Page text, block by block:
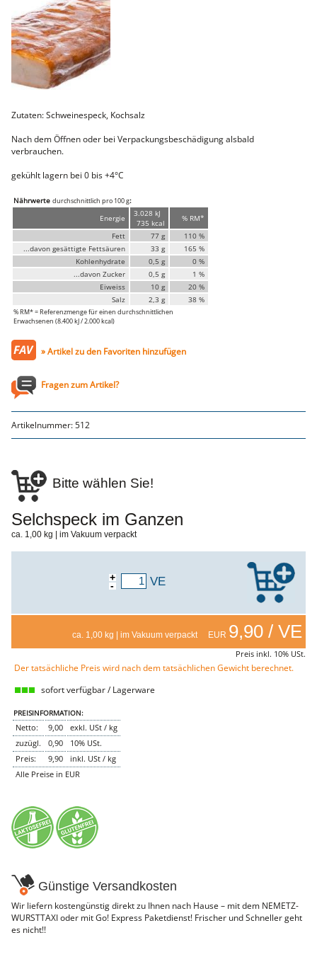
Faschiertes
DELUXE SCHWEIN
STEAKS
DELUXE Rind
Steaks vom SCHWEIN
Nemetz-Menü
Wurstwaren
Aufschnittwurst
Stangenwurst
Würstel
Schinken
Schinken
Putenschinken
Fische
Meeresfrüchte
Genusssortiment
Beilagen
Gemüse & Salat
Suppeneinlagen
Pommes & Wedges
Teigwaren
Gebäck
Bier
Säfte
Spirituosen
Senf & Co
Essig & Öl
Trockensortiment
Süssigkeiten
Hundefutter
trocken
Barf-Zusätze
Katzenfutter
Gutschein kaufen
Zutaten: Schweinespeck, Kochsalz
Nach dem Öffnen oder bei Verpackungsbeschädigung alsbald
verbrauchen.
gekühlt lagern bei 0 bis +4°C
Nährwerte durchschnittlich pro 100 g:
Energie
3.028 kJ
735 kcal
% RM*
Fett
77 g
110 %
...davon gesättigte Fettsäuren
33 g
165 %
Kohlenhydrate
0,5 g
0 %
...davon Zucker
0,5 g
1 %
Eiweiss
10 g
20 %
Salz
2,3 g 38 %
% RM* = Referenzmenge für einen durchschnittlichen
Erwachsenen (8.400 kJ / 2.000 kcal)
» Artikel zu den Favoriten hinzufügen
Fragen zum Artikel?
Artikelnummer:512
Bitte wählen Sie!
Selchspeck im Ganzen
ca. 1,00 kg | im Vakuum verpackt
+
- VE
ca. 1,00 kg | im Vakuum verpackt EUR 9,90 / VE
Preis inkl. 10% USt.
Der tatsächliche Preis wird nach dem tatsächlichen Gewicht berechnet.
sofort verfügbar / Lagerware
PREISINFORMATION:
Netto: 9,00
exkl. USt / kg
zuzügl.
0,90
10% USt.
Preis:
9,90
inkl. USt / kg
Alle Preise in EUR
Günstige Versandkosten
Wir liefern kostengünstig direkt zu Ihnen nach Hause – mit dem NEMETZ-
WURSTTAXI oder mit Go! Express Paketdienst! Frischer und Schneller geht
es nicht!!